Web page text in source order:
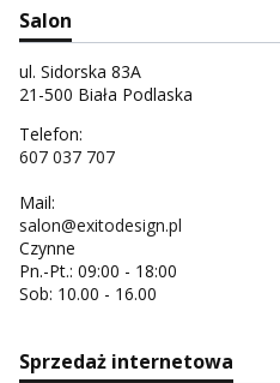
Salon
ul. Sidorska 83A
21-500 Biała Podlaska
Telefon:
607 037 707
Mail:
salon@exitodesign.pl
Czynne
Pn.-Pt.: 09:00 - 18:00
Sob: 10.00 - 16.00
Sprzedaż internetowa